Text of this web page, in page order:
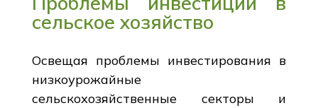
сельское хозяйство
Освещая проблемы инвестирования в
низкоурожайные
сельскохозяйственные секторы и